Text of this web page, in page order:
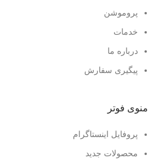
پروموشن
خدمات
درباره ما
پیگیری سفارش
منوی فوتر
پروفایل اینستاگرام
محصولات جدید